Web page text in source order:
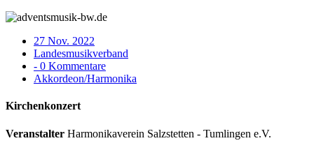
27 Nov. 2022
Landesmusikverband
- 0 Kommentare
Akkordeon/Harmonika
Kirchenkonzert
Veranstalter Harmonikaverein Salzstetten - Tumlingen e.V.